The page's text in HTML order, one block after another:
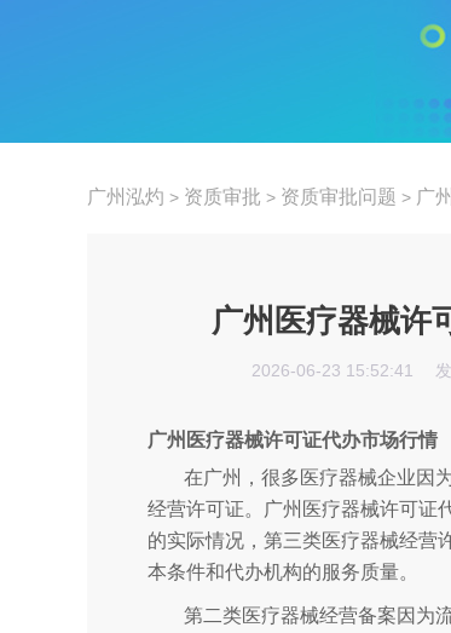
广州泓灼 > 资质审批 > 资质审批问题 > 广
广州医疗器械许
2026-06-23 15:52:41
广州医疗器械许可证代办市场行情
在广州，很多医疗器械企业因
经营许可证。广州医疗器械许可证
的实际情况，第三类医疗器械经营
本条件和代办机构的服务质量。
第二类医疗器械经营备案因为